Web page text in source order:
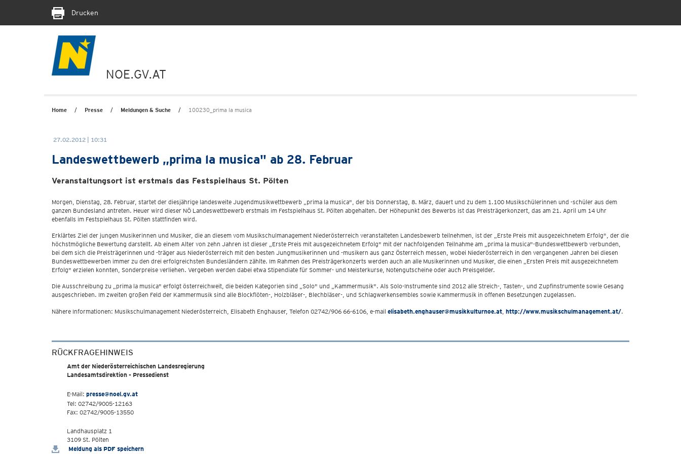
Drucken
NOE.GV.AT
Home Presse Meldungen & Suche 100230_prima la musica
27.02.2012 | 10:31
Landeswettbewerb „prima la musica" ab 28. Februar
Veranstaltungsort ist erstmals das Festspielhaus St. Pölten
Morgen, Dienstag, 28. Februar, startet der diesjährige landesweite Jugendmusikwettbewerb „prima la musica", der bis Donnerstag, 8. März, dauert und zu dem 1.100 Musikschülerinnen und -schüler aus dem
ganzen Bundesland antreten. Heuer wird dieser NÖ Landeswettbewerb erstmals im Festspielhaus St. Pölten abgehalten. Der Höhepunkt des Bewerbs ist das Preisträgerkonzert, das am 21. April um 14 Uhr
ebenfalls im Festspielhaus St. Pölten stattfinden wird.
Erklärtes Ziel der jungen Musikerinnen und Musiker, die an diesem vom Musikschulmanagement Niederösterreich veranstalteten Landesbewerb teilnehmen, ist der „Erste Preis mit ausgezeichnetem Erfolg", der die
höchstmögliche Bewertung darstellt. Ab einem Alter von zehn Jahren ist dieser „Erste Preis mit ausgezeichnetem Erfolg" mit der nachfolgenden Teilnahme am „prima la musica"-Bundeswettbewerb verbunden,
bei dem sich die Preisträgerinnen und -träger aus Niederösterreich mit den besten Jungmusikerinnen und -musikern aus ganz Österreich messen, wobei Niederösterreich in den vergangenen Jahren bei diesen
Bundeswettbewerben immer zu den drei erfolgreichsten Bundesländern zählte. Im Rahmen des Preisträgerkonzerts werden auch an alle Musikerinnen und Musiker, die einen „Ersten Preis mit ausgezeichnetem
Erfolg" erzielen konnten, Sonderpreise verliehen. Vergeben werden dabei etwa Stipendiate für Sommer- und Meisterkurse, Notengutscheine oder auch Preisgelder.
Die Ausschreibung zu „prima la musica" erfolgt österreichweit, die beiden Kategorien sind „Solo" und „Kammermusik". Als Solo-Instrumente sind 2012 alle Streich-, Tasten-, und Zupfinstrumente sowie Gesang
ausgeschrieben. Im zweiten großen Feld der Kammermusik sind alle Blockflöten-, Holzbläser-, Blechbläser-, und Schlagwerkensembles sowie Kammermusik in offenen Besetzungen zugelassen.
Nähere Informationen: Musikschulmanagement Niederösterreich, Elisabeth Enghauser, Telefon 02742/906 66-6106, e-mail elisabeth.enghauser@musikkulturnoe.at, http://www.musikschulmanagement.at/.
RÜCKFRAGEHINWEIS
Amt der Niederösterreichischen Landesregierung
Landesamtsdirektion - Pressedienst
E-Mail: presse@noel.gv.at
Tel: 02742/9005-12163
Fax: 02742/9005-13550
Landhausplatz 1
3109 St. Pölten
Meldung als PDF speichern